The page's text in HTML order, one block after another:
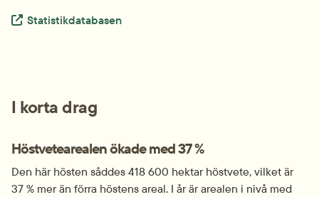
Extern länk.
Statistikdatabasen
I korta drag
Höstvetearealen ökade med 37 %
Den här hösten såddes 418 600 hektar höstvete, vilket är
37 % mer än förra höstens areal. I år är arealen i nivå med